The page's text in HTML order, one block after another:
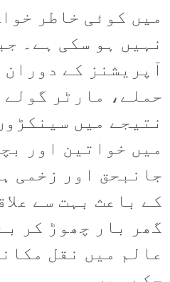
میں کوئی خاطر
نہیں ہو سکی ہے۔
آپریشنز کے
حملے، مارٹر
نتیجے میں
میں خواتین اور
جانبحق اور زخمی
کے باعث بہت سے
گھر بار چھوڑ کر
عالم میں نقل